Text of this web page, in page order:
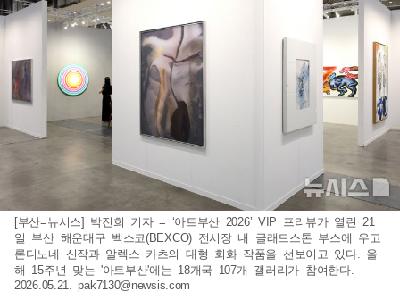
[부산=뉴시스] 박진희 기자 = ‘아트부산 2026’ VIP 프리뷰가 열린 21
일 부산 해운대구 벡스코(BEXCO) 전시장 내 글래드스톤 부스에 우고
론디노네 신작과 알렉스 카츠의 대형 회화 작품을 선보이고 있다. 올
해 15주년 맞는 '아트부산'에는 18개국 107개 갤러리가 참여한다.
2026.05.21.pak7130@newsis.com